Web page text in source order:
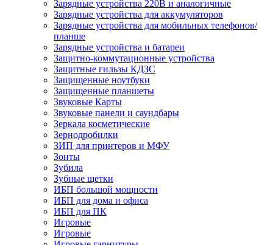
Зарядные устройства 220В и аналогичные
Зарядные устройства для аккумуляторов
Зарядные устройства для мобильных телефонов/
планше
Зарядные устройства и батареи
Защитно-коммутационные устройства
Защитные гильзы КДЗС
Защищенные ноутбуки
Защищенные планшеты
Звуковые Карты
Звуковые панели и саундбары
Зеркала косметические
Зернодробилки
ЗИП для принтеров и МФУ
Зонты
Зубила
Зубные щетки
ИБП большой мощности
ИБП для дома и офиса
ИБП для ПК
Игровые
Игровые